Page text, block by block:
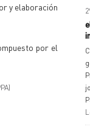
y elaboración
por el